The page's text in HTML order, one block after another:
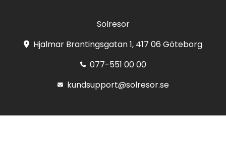
Solresor
Hjalmar Brantingsgatan 1, 417 06 Göteborg
077-551 00 00
kundsupport@solresor.se